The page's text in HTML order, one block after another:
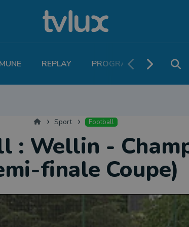
REPLAY PROGRAMME TV
AccueilSport Football
: Wellin -
finale Coupe)